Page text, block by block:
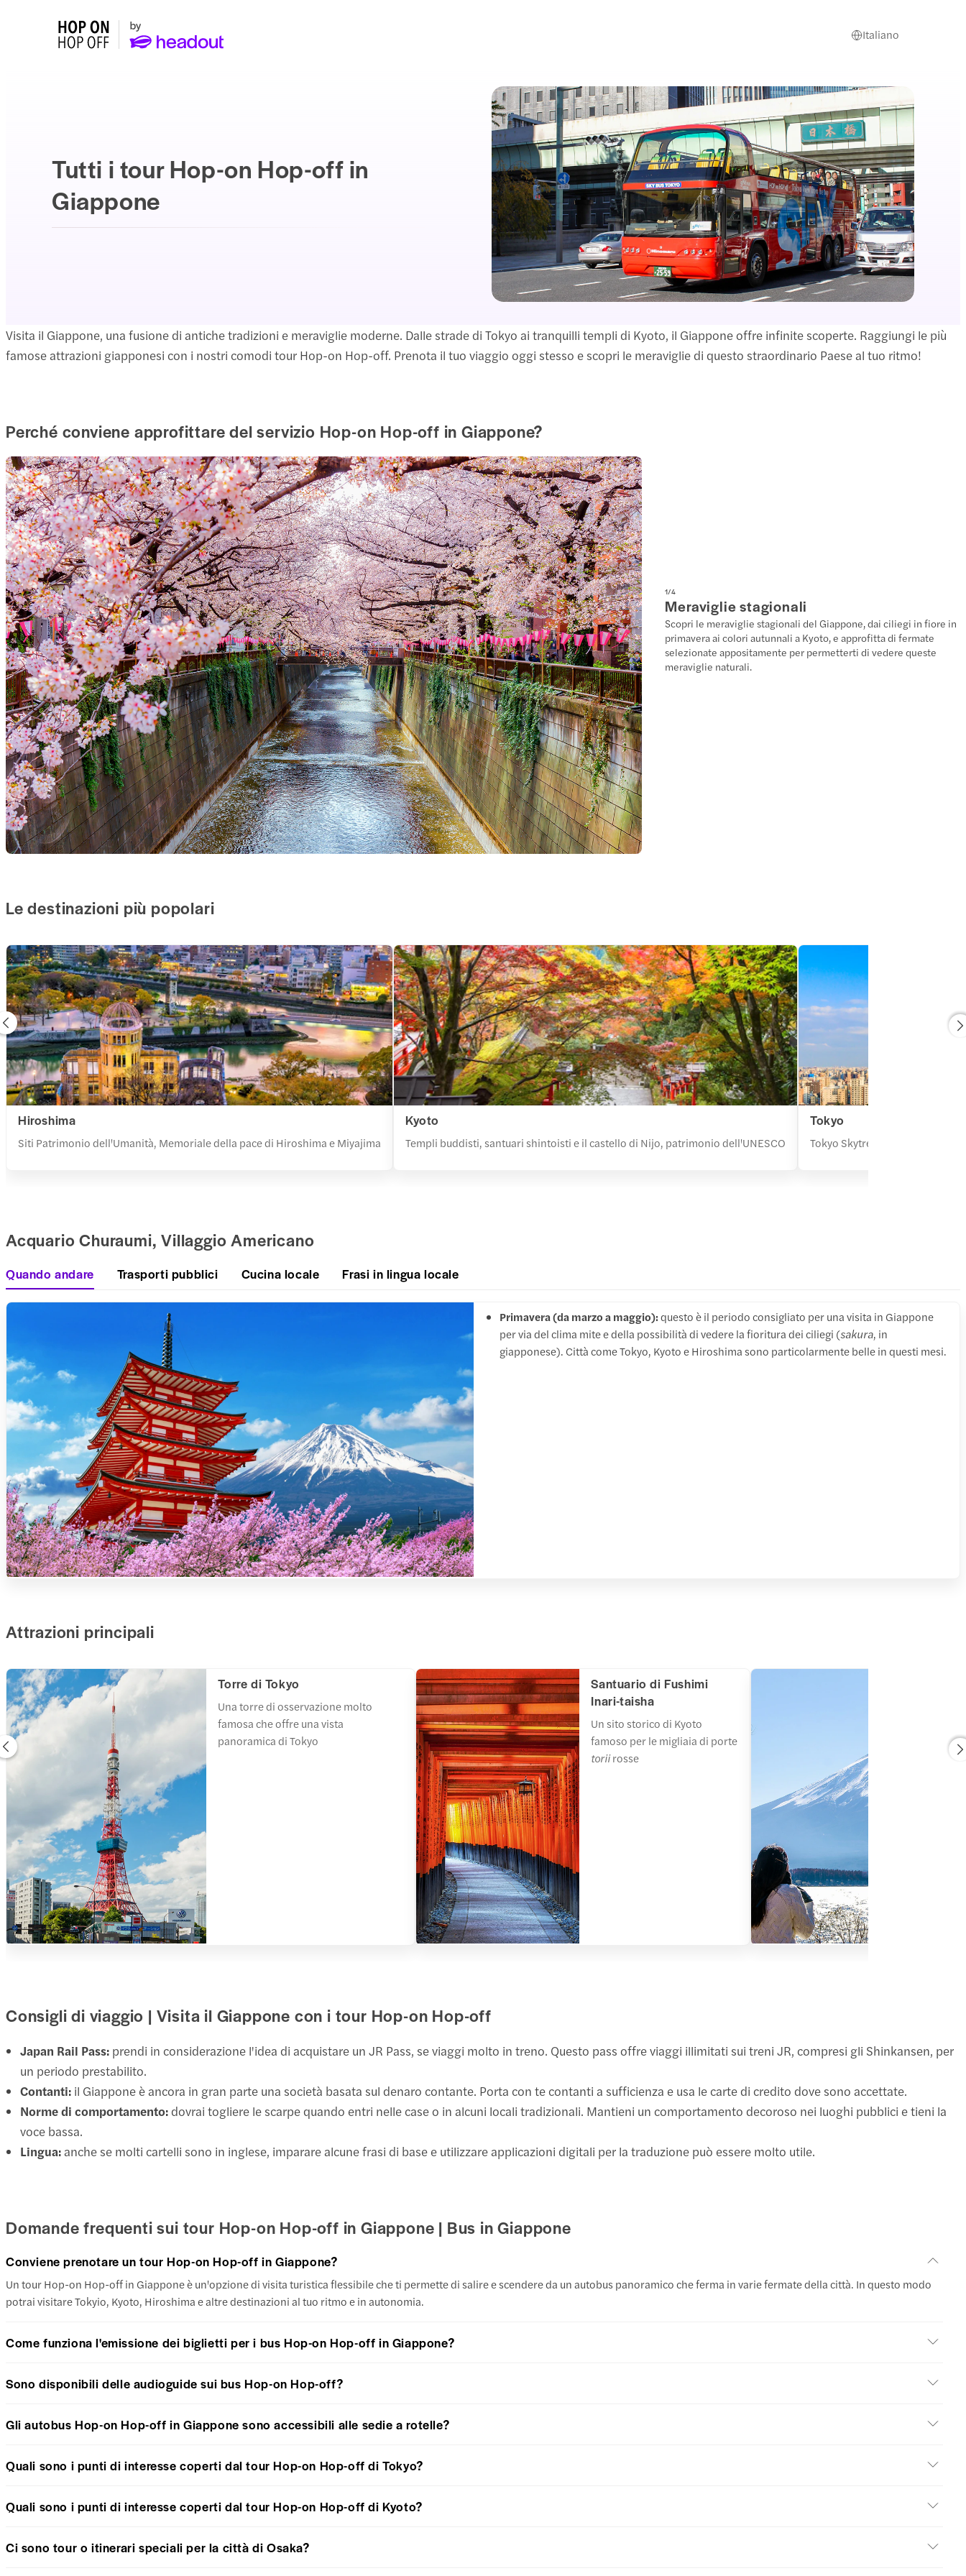
Italiano
Tutti i tour Hop-on Hop-off in
Giappone
Visita il Giappone, una fusione di antiche tradizioni e meraviglie moderne. Dalle strade di Tokyo ai tranquilli templi di Kyoto, il Giappone offre infinite scoperte. Raggiungi le più
famose attrazioni giapponesi con i nostri comodi tour Hop-on Hop-off. Prenota il tuo viaggio oggi stesso e scopri le meraviglie di questo straordinario Paese al tuo ritmo!
Perché conviene approfittare del servizio Hop-on Hop-off in Giappone?
1/4
Meraviglie stagionali
Scopri le meraviglie stagionali del Giappone, dai ciliegi in fiore in
primavera ai colori autunnali a Kyoto, e approfitta di fermate
selezionate appositamente per permetterti di vedere queste
meraviglie naturali.
Le destinazioni più popolari
Hiroshima
Siti Patrimonio dell'Umanità, Memoriale della pace di Hiroshima e Miyajima
Kyoto
Templi buddisti, santuari shintoisti e il castello di Nijo, patrimonio dell'UNESCO
Tokyo
Tokyo Skytree, Tempio Zojo-ji,
Acquario Churaumi, Villaggio Americano
Quando andare Trasporti pubblici Cucina locale Frasi in lingua locale
Primavera (da marzo a maggio):questo è il periodo consigliato per una visita in Giappone
per via del clima mite e della possibilità di vedere la fioritura dei ciliegi (sakura, in
giapponese). Città come Tokyo, Kyoto e Hiroshima sono particolarmente belle in questi mesi.
Attrazioni principali
Torre di Tokyo
Una torre di osservazione molto
famosa che offre una vista
panoramica di Tokyo
Santuario di Fushimi
Inari-taisha
Un sito storico di Kyoto
famoso per le migliaia di porte
toriirosse
Consigli di viaggio | Visita il Giappone con i tour Hop-on Hop-off
Japan Rail Pass: prendi in considerazione l'idea di acquistare un JR Pass, se viaggi molto in treno. Questo pass offre viaggi illimitati sui treni JR, compresi gli Shinkansen, per
un periodo prestabilito.
Contanti: il Giappone è ancora in gran parte una società basata sul denaro contante. Porta con te contanti a sufficienza e usa le carte di credito dove sono accettate.
Norme di comportamento:dovrai togliere le scarpe quando entri nelle case o in alcuni locali tradizionali. Mantieni un comportamento decoroso nei luoghi pubblici e tieni la
voce bassa.
Lingua:anche se molti cartelli sono in inglese, imparare alcune frasi di base e utilizzare applicazioni digitali per la traduzione può essere molto utile.
Domande frequenti sui tour Hop-on Hop-off in Giappone | Bus in Giappone
Conviene prenotare un tour Hop-on Hop-off in Giappone?
Un tour Hop-on Hop-off in Giappone è un'opzione di visita turistica flessibile che ti permette di salire e scendere da un autobus panoramico che ferma in varie fermate della città. In questo modo
potrai visitare Tokyio, Kyoto, Hiroshima e altre destinazioni al tuo ritmo e in autonomia.
Come funziona l'emissione dei biglietti per i bus Hop-on Hop-off in Giappone?
Sono disponibili delle audioguide sui bus Hop-on Hop-off?
Gli autobus Hop-on Hop-off in Giappone sono accessibili alle sedie a rotelle?
Quali sono i punti di interesse coperti dal tour Hop-on Hop-off di Tokyo?
Quali sono i punti di interesse coperti dal tour Hop-on Hop-off di Kyoto?
Ci sono tour o itinerari speciali per la città di Osaka?